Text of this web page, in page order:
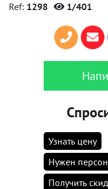
Ref: 1298 1/401
Узнать цену
Нужен
Получить